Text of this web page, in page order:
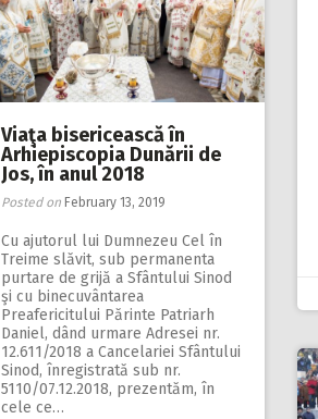
Viaţa bisericească în
Arhiepiscopia Dunării de
Jos, în anul 2018
Posted on February 13, 2019
Cu ajutorul lui Dumnezeu Cel în
Treime slăvit, sub permanenta
purtare de grijă a Sfântului Sinod
şi cu binecuvântarea
Preafericitului Părinte Patriarh
Daniel, dând urmare Adresei nr.
12.611/2018 a Cancelariei Sfântului
Sinod, înregistrată sub nr.
5110/07.12.2018, prezentăm, în
cele ce…